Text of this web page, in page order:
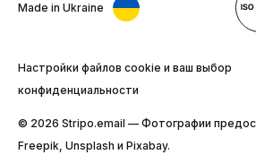
Made in Ukraine
Настройки файлов cookie и ваш выбор
конфиденциальности
© 2026 Stripо.email — Фотографии
Freepik, Unsplash и Pixabay.